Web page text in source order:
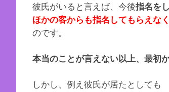
彼氏がいると言えば、今後指名を
ほかの客からも指名してもらえな
のです。
本当のことが言えない以上、最初
しかし、例え彼氏が居たとしても